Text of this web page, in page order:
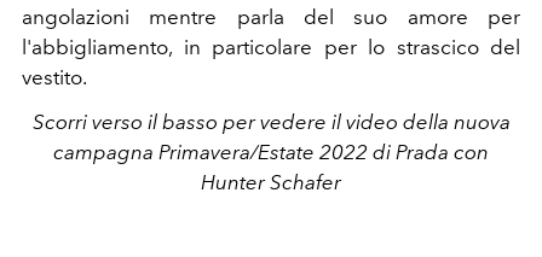
angolazioni mentre parla del suo amore per
l'abbigliamento, in particolare per lo strascico del
vestito.
Scorri verso il basso per vedere il video della nuova
campagna Primavera/Estate 2022 di Prada con
Hunter Schafer